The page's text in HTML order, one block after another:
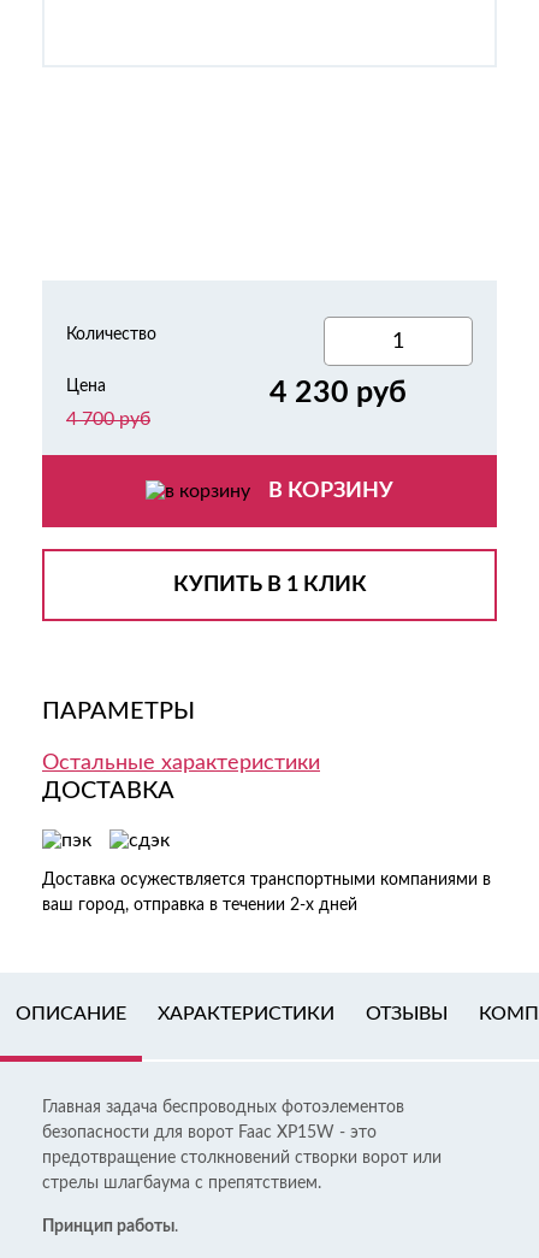
Количество
Цена 4 230 руб
4 700 руб
В КОРЗИНУ
КУПИТЬ В 1 КЛИК
ПАРАМЕТРЫ
Остальные характеристики
ДОСТАВКА
Доставка осужествляется транспортными компаниями в
ваш город, отправка в течении 2-х дней
ОПИСАНИЕ ХАРАКТЕРИСТИКИ ОТЗЫВЫ
Главная задача беспроводных фотоэлементов
безопасности для ворот Faac XP15W - это
предотвращение столкновений створки ворот или
стрелы шлагбаума с препятствием.
Принцип работы.